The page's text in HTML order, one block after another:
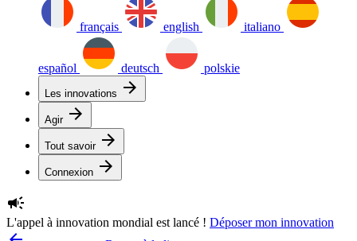
français english italiano
español deutsch polskie
Les innovations arrow_forward
Agir arrow_forward
Tout savoir arrow_forward
Connexion arrow_forward
campaign
L'appel à innovation mondial est lancé ! Déposer mon innovation